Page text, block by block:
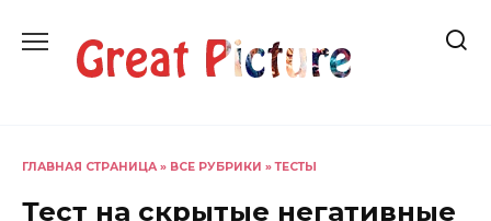
содержанию
ГЛАВНАЯ СТРАНИЦА » ВСЕ РУБРИКИ »ТЕСТЫ
Тест на скрытые негативные